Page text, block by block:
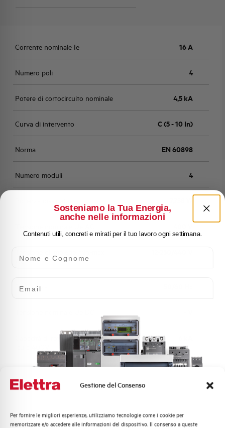
Gestione del Consenso
Per fornire le migliori esperienze, utilizziamo tecnologie come i cookie per
memorizzare e/o accedere alle informazioni del dispositivo. Il consenso a queste
Corrente nominale Ie 16 A
Numero poli 4
Potere di cortocircuito nominale 4,5 kA
Curva di intervento C (5 - 10 In)
Norma EN 60898
Numero moduli 4
AC
Frequenza
Capacità di rottura EN60947-2
(%Icu)
Sosteniamo la Tua Energia,
anche nelle informazioni
Contenuti utili, concreti e mirati per il tuo lavoro ogni settimana.
Quali argomenti ti interessano di più?